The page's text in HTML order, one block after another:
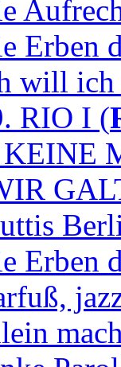
Erben
will ich
RIO I (
KEINE
Erben